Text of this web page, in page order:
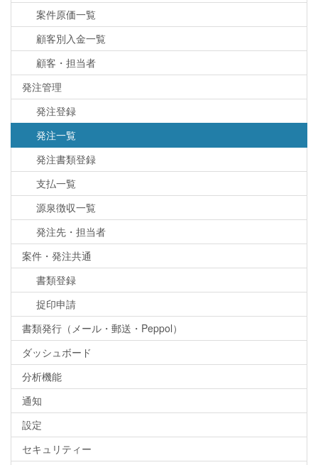
案件原価一覧
顧客別入金一覧
顧客・担当者
発注管理
発注登録
発注一覧
発注書類登録
支払一覧
源泉徴収一覧
発注先・担当者
案件・発注共通
書類登録
捉印申請
書類発行（メール・郵送・Peppol）
ダッシュボード
分析機能
通知
設定
セキュリティー